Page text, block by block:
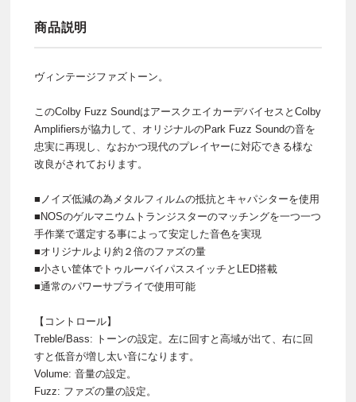
商品説明
ヴィンテージファズトーン。
このColby Fuzz SoundはアースクエイカーデバイセスとColby
Amplifiersが協力して、オリジナルのPark Fuzz Soundの音を
忠実に再現し、なおかつ現代のプレイヤーに対応できる様な
改良がされております。
■ノイズ低減の為メタルフィルムの抵抗とキャパシターを使用
■NOSのゲルマニウムトランジスターのマッチングを一つ一つ
手作業で選定する事によって安定した音色を実現
■オリジナルより約２倍のファズの量
■小さい筐体でトゥルーバイパススイッチとLED搭載
■通常のパワーサプライで使用可能
【コントロール】
Treble/Bass: トーンの設定。左に回すと高域が出て、右に回
すと低音が増し太い音になります。
Volume: 音量の設定。
Fuzz: ファズの量の設定。